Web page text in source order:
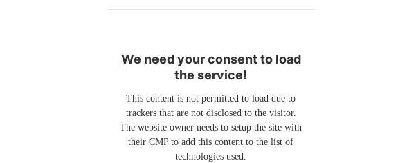
We need your consent to load
the service!
This content is not permitted to load due to
trackers that are not disclosed to the visitor.
The website owner needs to setup the site with
their CMP to add this content to the list of
technologies used.